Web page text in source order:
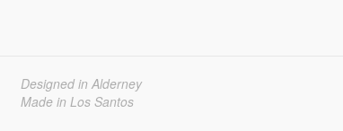
Designed in Alderney
Made in Los Santos